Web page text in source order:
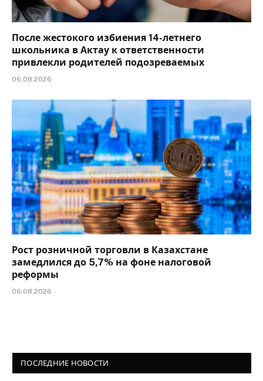
После жестокого избиения 14-летнего
школьника в Актау к ответственности
привлекли родителей подозреваемых
06.08.2026
Рост розничной торговли в Казахстане
замедлился до 5,7% на фоне налоговой
реформы
06.08.2026
ПОСЛЕДНИЕ НОВОСТИ